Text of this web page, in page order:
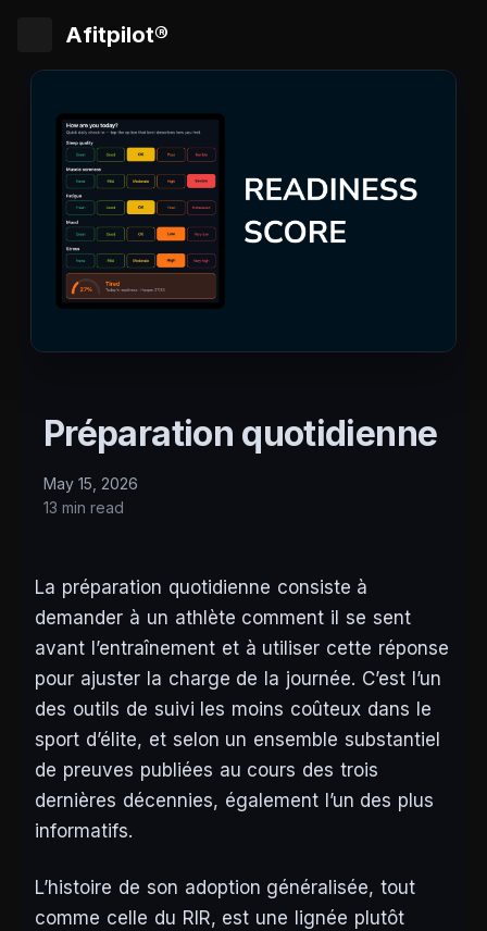
Afitpilot®
Préparation quotidienne
May 15, 2026
13 min read
La préparation quotidienne consiste à
demander à un athlète comment il se sent
avant l’entraînement et à utiliser cette réponse
pour ajuster la charge de la journée. C’est l’un
des outils de suivi les moins coûteux dans le
sport d’élite, et selon un ensemble substantiel
de preuves publiées au cours des trois
dernières décennies, également l’un des plus
informatifs.
L’histoire de son adoption généralisée, tout
comme celle du RIR, est une lignée plutôt